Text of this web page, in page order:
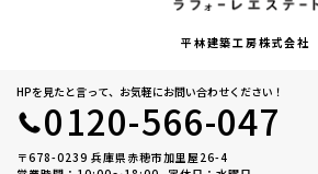
平林建築工房株式会社
HPを見たと言って、お気軽にお問い合わせください！
0120-566-047
〒678-0239 兵庫県赤穂市加里屋26-4